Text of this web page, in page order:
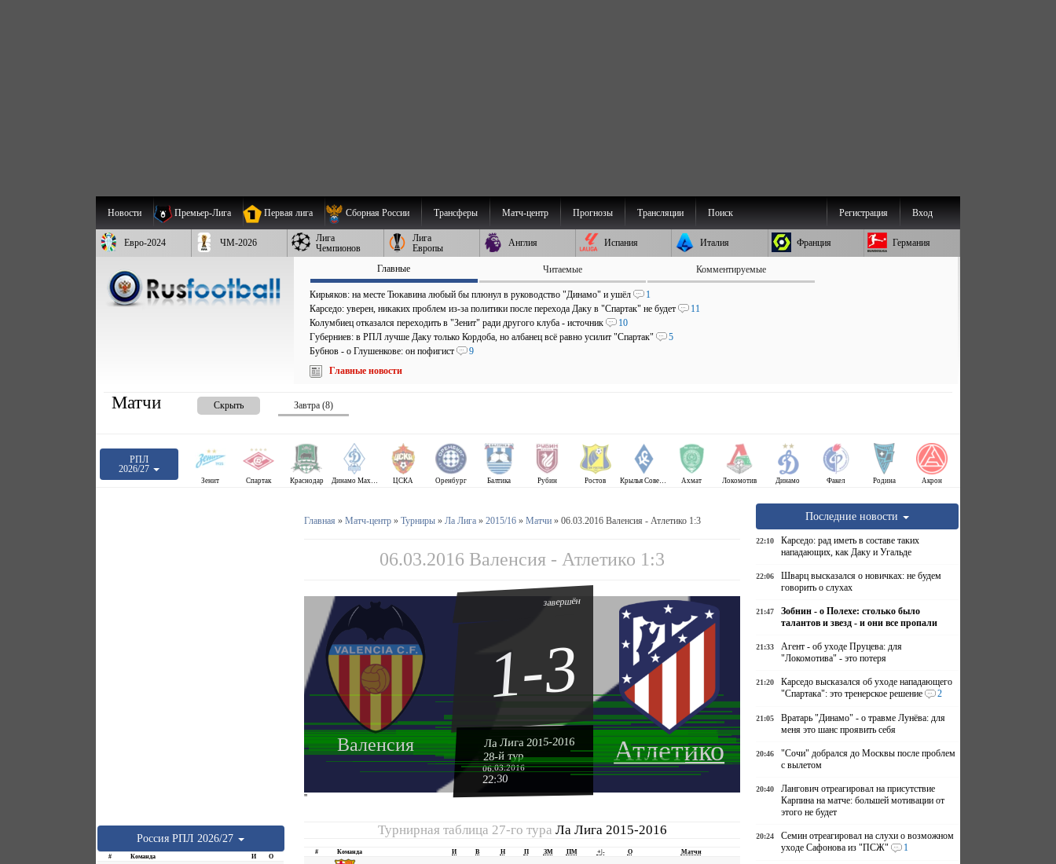
Новости Премьер-Лига Первая лига Сборная России Трансферы Матч-центр Прогнозы Трансляции Поиск Вход
Регистрация
Евро-2024 ЧМ-2026
Лига
Чемпионов
Лига
Европы
Англия Испания Италия Франция Германия
Главные Читаемые Комментируемые
Кирьяков: на месте Тюкавина любый бы плюнул в руководство "Динамо" и ушёл
1
Карседо: уверен, никаких проблем из-за политики после перехода Даку в "Спартак" не будет
11
Колумбиец отказался переходить в "Зенит" ради другого клуба - источник
10
Губерниев: в РПЛ лучше Даку только Кордоба, но албанец всё равно усилит "Спартак"
5
Бубнов - о Глушенкове: он пофигист
9
Главные новости
Матчи Скрыть Завтра (8)
РПЛ
2026/27
Зенит Спартак Краснодар Динамо Махачкала ЦСКА Оренбург Балтика Рубин Ростов Крылья Советов Ахмат Локомотив Динамо Факел Родина Акрон
Россия РПЛ 2026/27
# Команда И О
Главная » Матч-центр» Турниры» Ла Лига» 2015/16» Матчи» 06.03.2016 Валенсия - Атлетико 1:3
06.03.2016 Валенсия - Атлетико 1:3
Валенсия Атлетико
завершён
1-3
Ла Лига 2015-2016
28-й тур
06.03.2016
22:30
''
Турнирная таблица 27-го тура Ла Лига 2015-2016
# Команда И В Н П ЗМ ПМ +|- О Матчи
Последние новости
22:10
Карседо: рад иметь в составе таких
нападающих, как Даку и Угальде
22:06
Шварц высказался о новичках: не будем
говорить о слухах
21:47
Зобнин - о Полехе: столько было
талантов и звезд - и они все пропали
21:33
Агент - об уходе Пруцева: для
"Локомотива" - это потеря
21:20
Карседо высказался об уходе нападающего
"Спартака": это тренерское решение
2
21:05
Вратарь "Динамо" - о травме Лунёва: для
меня это шанс проявить себя
20:46
"Сочи" добрался до Москвы после проблем
с вылетом
20:40
Лангович отреагировал на присутствие
Карпина на матче: большей мотивации от
этого не будет
20:24
Семин отреагировал на слухи о возможном
уходе Сафонова из "ПСЖ"
1